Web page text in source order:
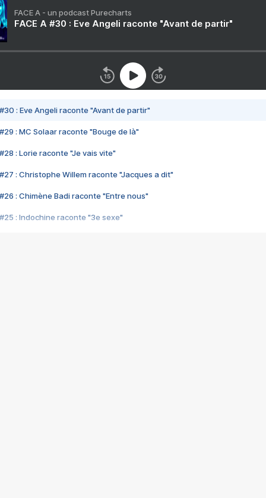
FACE A - un podcast Purecharts
FACE A #30 : Eve Angeli raconte "Avant de partir"
#30 : Eve Angeli raconte "Avant de partir"
#29 : MC Solaar raconte "Bouge de là"
#28 : Lorie raconte "Je vais vite"
#27 : Christophe Willem raconte "Jacques a dit"
#26 : Chimène Badi raconte "Entre nous"
#25 : Indochine raconte "3e sexe"